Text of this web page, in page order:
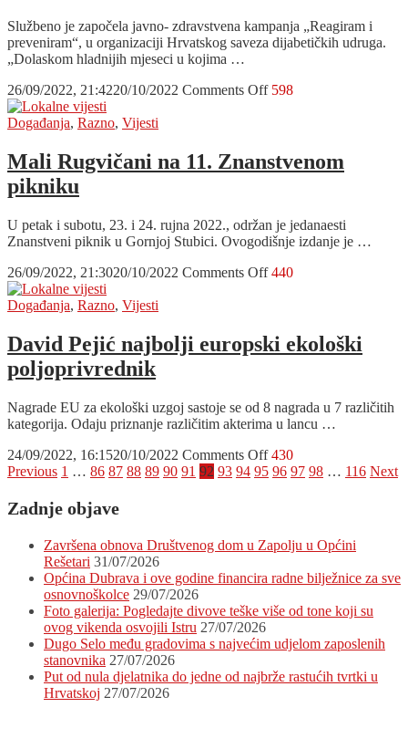
Službeno je započela javno- zdravstvena kampanja „Reagiram i
preveniram“, u organizaciji Hrvatskog saveza dijabetičkih udruga.
„Dolaskom hladnijih mjeseci u kojima …
26/09/2022, 21:4220/10/2022 Comments Offon
stručnjaci
cijepljenje
protiv
pneumokoka
i
598
Događanja, Razno, Vijesti
Mali Rugvičani na 11. Znanstvenom
pikniku
U petak i subotu, 23. i 24. rujna 2022., održan je jedanaesti
Znanstveni piknik u Gornjoj Stubici. Ovogodišnje izdanje je …
26/09/2022, 21:3020/10/2022 Comments Offon
11.
Znanstvenom
440
Događanja, Razno, Vijesti
David Pejić najbolji europski ekološki
poljoprivrednik
Nagrade EU za ekološki uzgoj sastoje se od 8 nagrada u 7 različitih
kategorija. Odaju priznanje različitim akterima u lancu …
24/09/2022, 16:1520/10/2022 Comments Offon
David
poljoprivrednik
430
Posts
pagination
Previous 1 … 86 87 88 89 90 91 92 93 94 95 96 97 98 … 116 Next
Zadnje objave
Završena obnova Društvenog dom u Zapolju u Općini
Rešetari 31/07/2026
Općina Dubrava i ove godine financira radne bilježnice za sve
osnovnoškolce 29/07/2026
Foto galerija: Pogledajte divove teške više od tone koji su
ovog vikenda osvojili Istru 27/07/2026
Dugo Selo među gradovima s najvećim udjelom zaposlenih
stanovnika 27/07/2026
Put od nula djelatnika do jedne od najbrže rastućih tvrtki u
Hrvatskoj 27/07/2026